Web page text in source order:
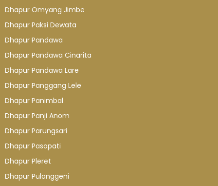
Dhapur Omyang Jimbe
Dhapur Paksi Dewata
Dhapur Pandawa
Dhapur Pandawa Cinarita
Dhapur Pandawa Lare
Dhapur Panggang Lele
Dhapur Panimbal
Dhapur Panji Anom
Dhapur Parungsari
Dhapur Pasopati
Dhapur Pleret
Dhapur Pulanggeni